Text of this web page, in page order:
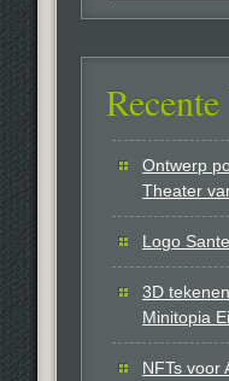
Ontwerp
Theater
Logo
3D
Minitopia
NFTs voor